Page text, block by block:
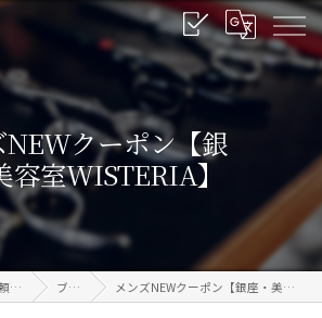
NEWクーポン【銀
容室WISTERIA】
銀座の美容室なら信頼のWISTERIA ブログ メンズNEWクーポン【銀座・美容室WISTERIA】